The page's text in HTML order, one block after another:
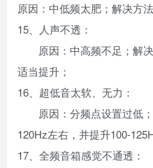
原因：中低频太肥；解决方
15、人声不透：
原因：中高频不足；解决
适当提升；
16、超低音太软、无力：
原因：分频点设置过低；
120Hz左右，并提升100-
17、全频音箱感觉不通透：